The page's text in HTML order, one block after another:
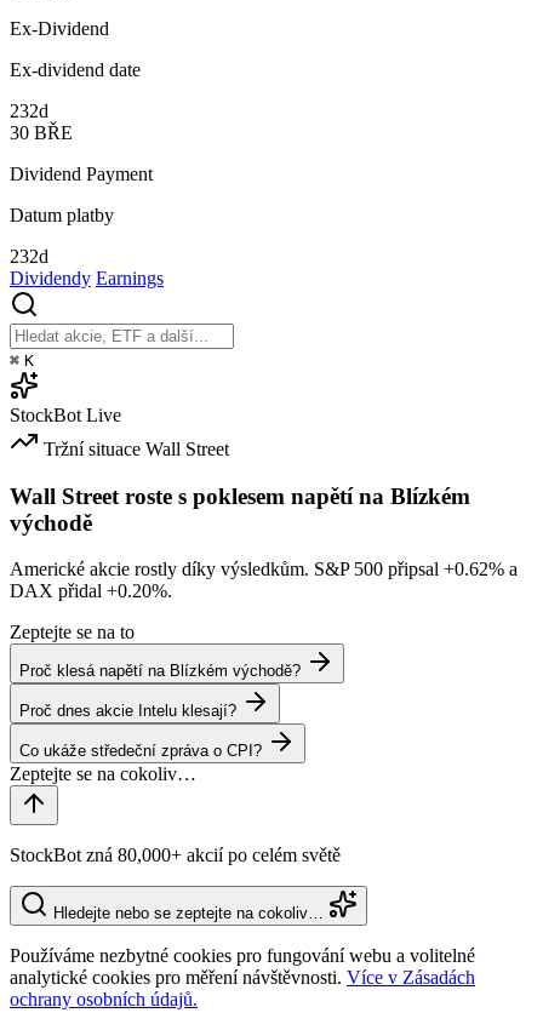
Ex-Dividend
Ex-dividend date
232d
30 BŘE
Dividend Payment
Datum platby
232d
Dividendy Earnings
⌘ K
StockBot Live
Tržní situace Wall Street
Wall Street roste s poklesem napětí na Blízkém
východě
Americké akcie rostly díky výsledkům. S&P 500 připsal +0.62% a
DAX přidal +0.20%.
Zeptejte se na to
Proč klesá napětí na Blízkém východě?
Proč dnes akcie Intelu klesají?
Co ukáže středeční zpráva o CPI?
StockBot zná 80,000+ akcií po celém světě
Hledejte nebo se zeptejte na cokoliv…
Používáme nezbytné cookies pro fungování webu a volitelné
analytické cookies pro měření návštěvnosti. Více v Zásadách
ochrany osobních údajů.